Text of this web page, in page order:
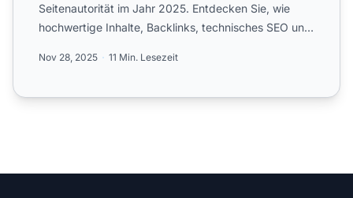
Seitenautorität im Jahr 2025. Entdecken Sie, wie
hochwertige Inhalte, Backlinks, technisches SEO und
Nov 28, 2025 11 Min. Lesezeit